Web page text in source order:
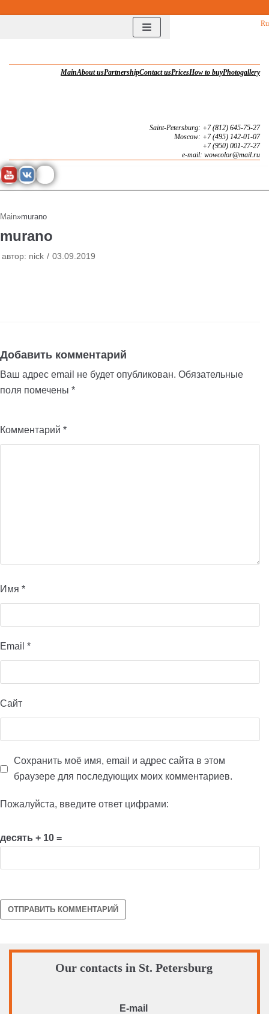
Ru
Перейти
MainAbout usPartnershipContact usPricesHow to buyPhotogallery
Saint-Petersburg: +7 (812) 645-75-27
Moscow: +7 (495) 142-01-07
+7 (950) 001-27-27
e-mail: wowcolor@mail.ru
Main»murano
murano
автор: nick 03.09.2019
Добавить комментарий
Ваш адрес email не будет опубликован. Обязательные
поля помечены *
Комментарий *
Имя *
Email *
Сайт
Сохранить моё имя, email и адрес сайта в этом
браузере для последующих моих комментариев.
Пожалуйста, введите ответ цифрами:
десять + 10 =
Our contacts in St. Petersburg
E-mail